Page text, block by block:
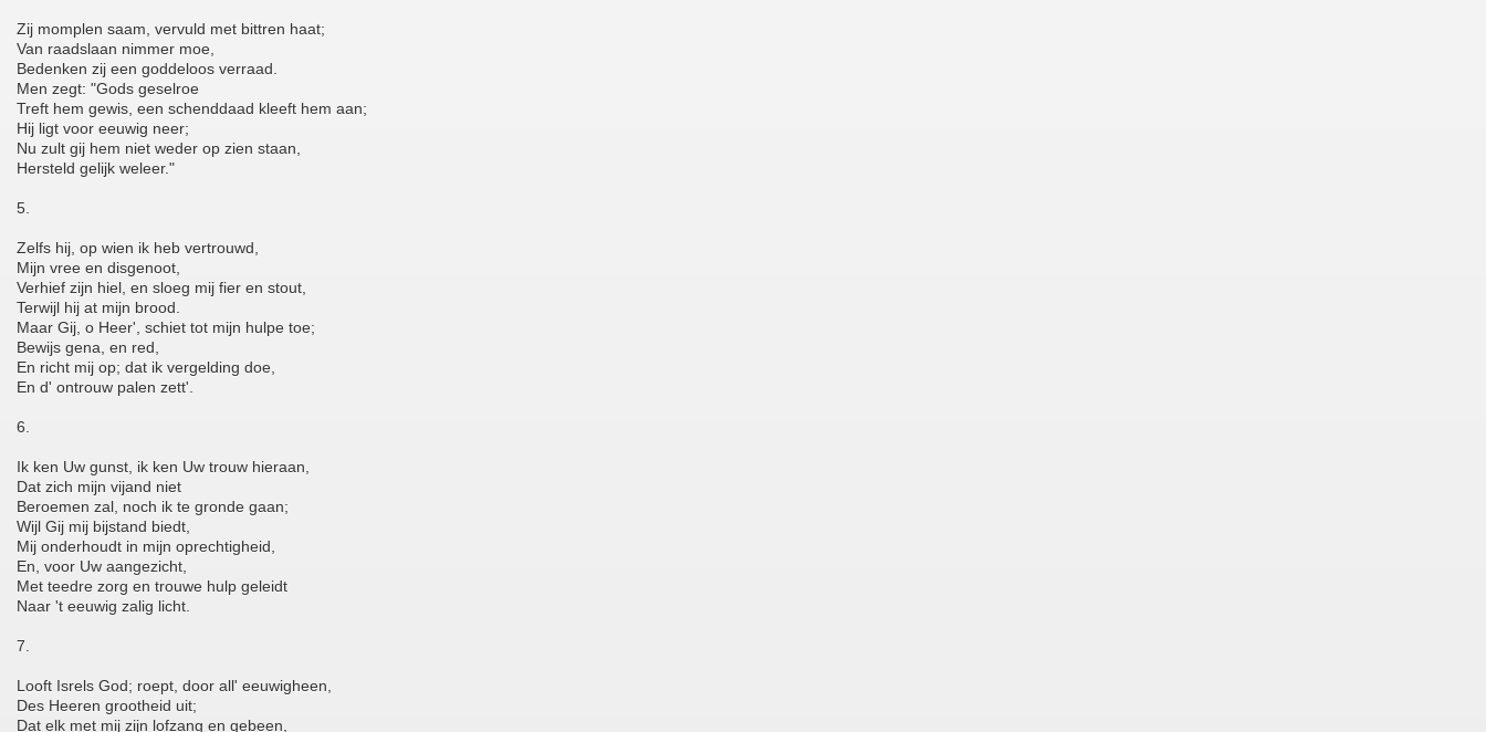
Zij momplen saam, vervuld met bittren haat;
Van raadslaan nimmer moe,
Bedenken zij een goddeloos verraad.
Men zegt: "Gods geselroe
Treft hem gewis, een schenddaad kleeft hem aan;
Hij ligt voor eeuwig neer;
Nu zult gij hem niet weder op zien staan,
Hersteld gelijk weleer."
5.
Zelfs hij, op wien ik heb vertrouwd,
Mijn vree en disgenoot,
Verhief zijn hiel, en sloeg mij fier en stout,
Terwijl hij at mijn brood.
Maar Gij, o Heer', schiet tot mijn hulpe toe;
Bewijs gena, en red,
En richt mij op; dat ik vergelding doe,
En d' ontrouw palen zett'.
6.
Ik ken Uw gunst, ik ken Uw trouw hieraan,
Dat zich mijn vijand niet
Beroemen zal, noch ik te gronde gaan;
Wijl Gij mij bijstand biedt,
Mij onderhoudt in mijn oprechtigheid,
En, voor Uw aangezicht,
Met teedre zorg en trouwe hulp geleidt
Naar 't eeuwig zalig licht.
7.
Looft Isrels God; roept, door all' eeuwigheen,
Des Heeren grootheid uit;
Dat elk met mij zijn lofzang en gebeen,